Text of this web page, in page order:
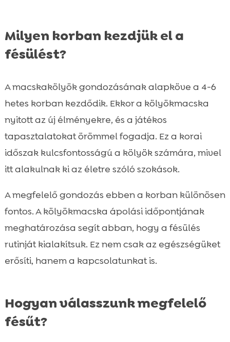
Milyen korban kezdjük el a
fésülést?
A macskakölyök gondozásának alapköve a 4-6
hetes korban kezdődik. Ekkor a kölyökmacska
nyitott az új élményekre, és a játékos
tapasztalatokat örömmel fogadja. Ez a korai
időszak kulcsfontosságú a kölyök számára, mivel
itt alakulnak ki az életre szóló szokások.
A megfelelő gondozás ebben a korban különösen
fontos. A kölyökmacska ápolási időpontjának
meghatározása segít abban, hogy a fésülés
rutinját kialakítsuk. Ez nem csak az egészségüket
erősíti, hanem a kapcsolatunkat is.
Hogyan válasszunk megfelelő
fésűt?